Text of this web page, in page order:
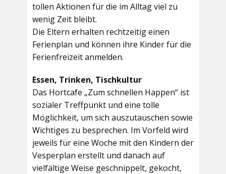
tollen Aktionen für die im Alltag viel zu
wenig Zeit bleibt.
Die Eltern erhalten rechtzeitig einen
Ferienplan und können ihre Kinder für die
Ferienfreizeit anmelden.
Essen, Trinken, Tischkultur
Das Hortcafe „Zum schnellen Happen“ ist
sozialer Treffpunkt und eine tolle
Möglichkeit, um sich auszutauschen sowie
Wichtiges zu besprechen. Im Vorfeld wird
jeweils für eine Woche mit den Kindern der
Vesperplan erstellt und danach auf
vielfältige Weise geschnippelt, gekocht,